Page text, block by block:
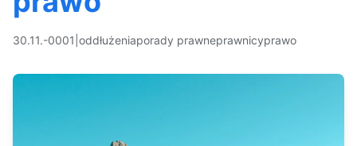
30.11.-0001 oddłużeniaporady prawneprawnicyprawo